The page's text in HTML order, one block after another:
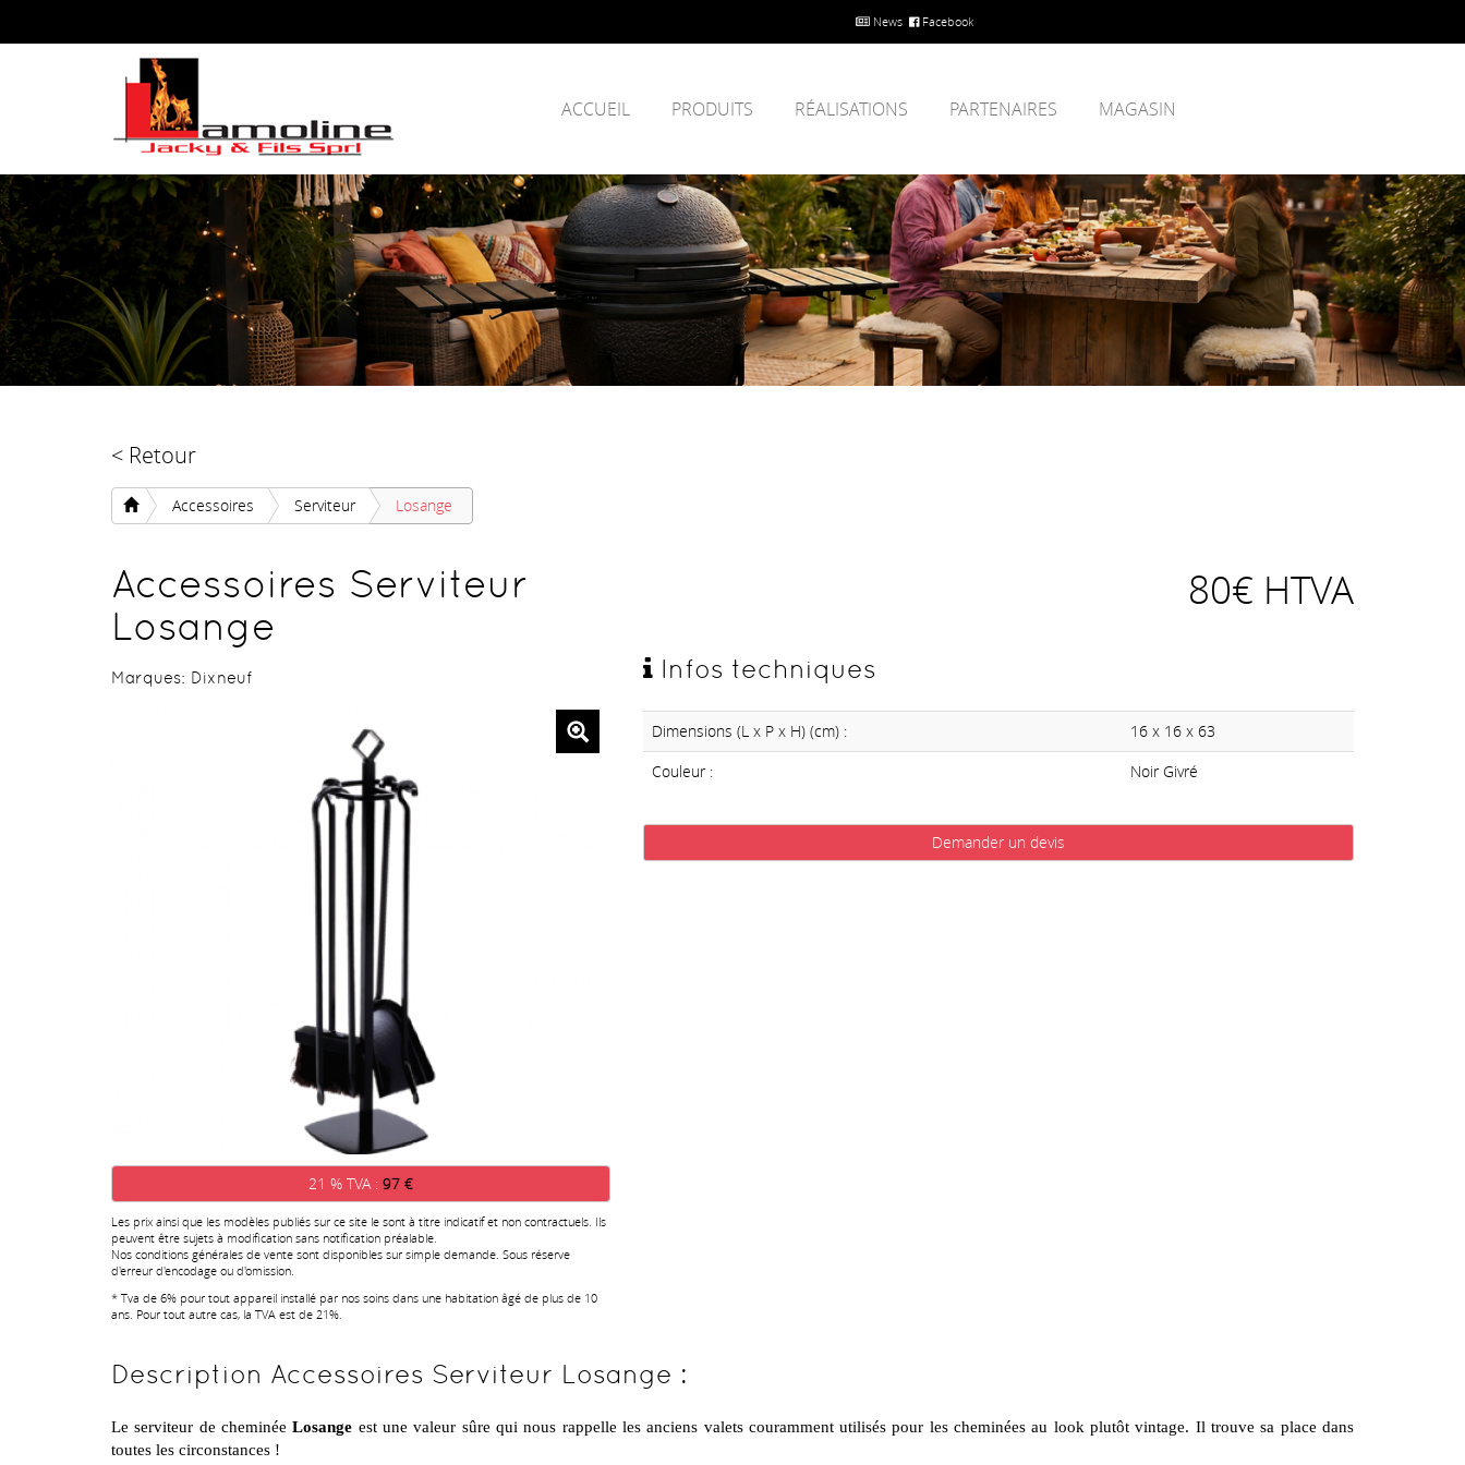
News Facebook
ACCUEIL PRODUITS RÉALISATIONS PARTENAIRES MAGASIN
< Retour
Accessoires Serviteur Losange
Accessoires Serviteur
Losange
Marques: Dixneuf
21 % TVA : 97 €
Les prix ainsi que les modèles publiés sur ce site le sont à titre indicatif et non contractuels. Ils
peuvent être sujets à modification sans notification préalable.
Nos conditions générales de vente sont disponibles sur simple demande. Sous réserve
d'erreur d'encodage ou d'omission.
* Tva de 6% pour tout appareil installé par nos soins dans une habitation âgé de plus de 10
ans. Pour tout autre cas, la TVA est de 21%.
80€ HTVA
Infos techniques
Dimensions (L x P x H) (cm) :
16 x 16 x 63
Couleur :
Noir Givré
Demander un devis
Description Accessoires Serviteur Losange :
Le serviteur de cheminéeLosange est une valeur sûre qui nous rappelle les anciens valets couramment utilisés pour les cheminées au look plutôt vintage. Il trouve sa place dans
toutes les circonstances !